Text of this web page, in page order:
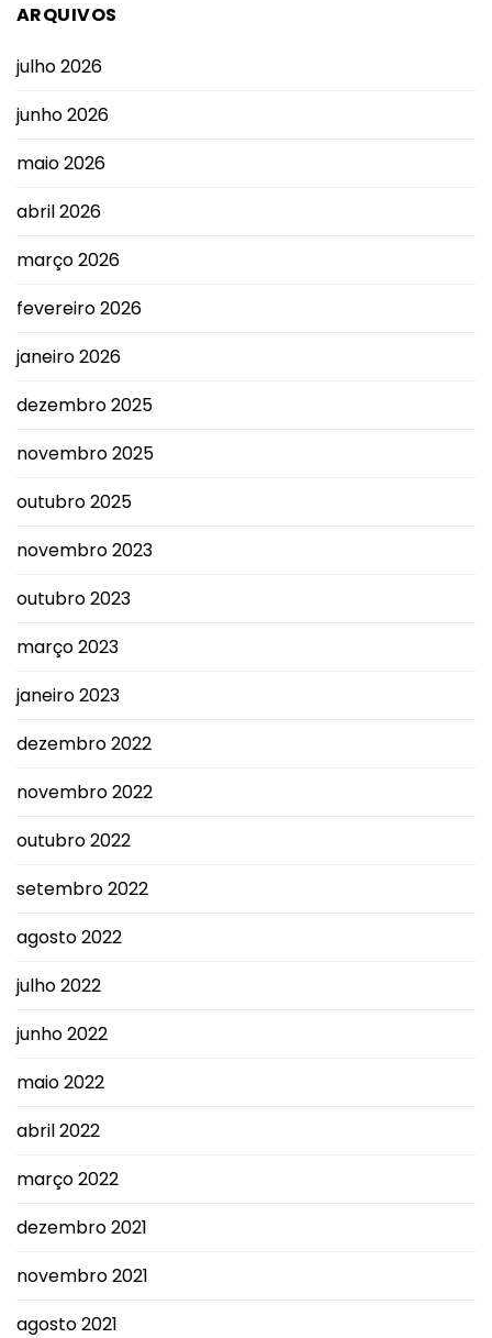
ARQUIVOS
julho 2026
junho 2026
maio 2026
abril 2026
março 2026
fevereiro 2026
janeiro 2026
dezembro 2025
novembro 2025
outubro 2025
novembro 2023
outubro 2023
março 2023
janeiro 2023
dezembro 2022
novembro 2022
outubro 2022
setembro 2022
agosto 2022
julho 2022
junho 2022
maio 2022
abril 2022
março 2022
dezembro 2021
novembro 2021
agosto 2021